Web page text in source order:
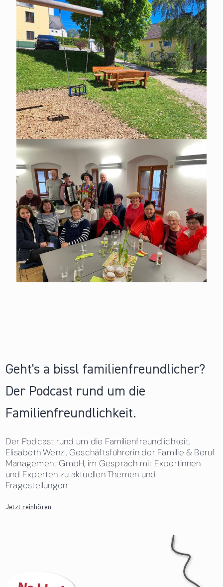
Geht's a bissl familienfreundlicher?
Der Podcast rund um die
Familienfreundlichkeit.
Der Podcast rund um die Familienfreundlichkeit.
Elisabeth Wenzl, Geschäftsführerin der Familie & Beruf
Management GmbH, im Gespräch mit Expertinnen
und Experten zu aktuellen Themen und
Fragestellungen.
Jetzt reinhören